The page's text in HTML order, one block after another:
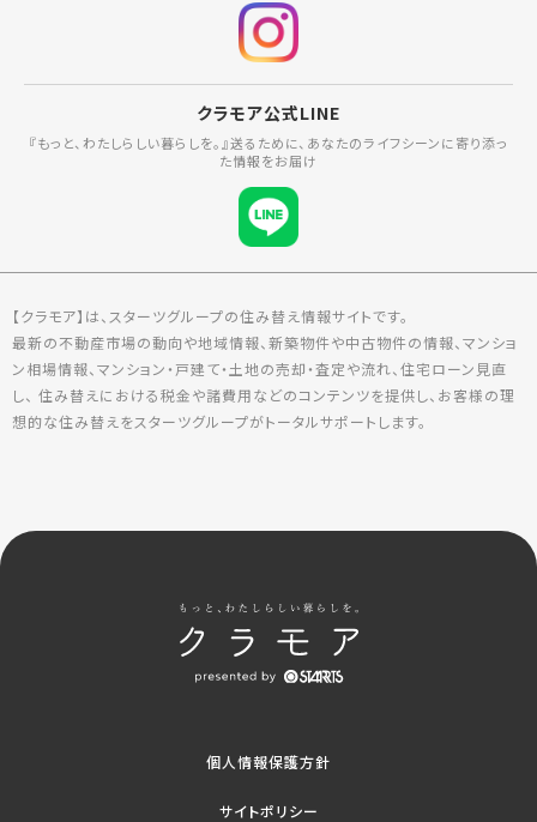
クラモア公式LINE
『もっと、わたしらしい暮らしを。』送るために、あなたのライフシーンに寄り添っ
た情報をお届け
【クラモア】は、スターツグループの住み替え情報サイトです。
最新の不動産市場の動向や地域情報、新築物件や中古物件の情報、マンショ
ン相場情報、マンション・戸建て・土地の売却・査定や流れ、住宅ローン見直
し、 住み替えにおける税金や諸費用などのコンテンツを提供し、お客様の理
想的な住み替えをスターツグループがトータルサポートします。
個人情報保護方針
サイトポリシー